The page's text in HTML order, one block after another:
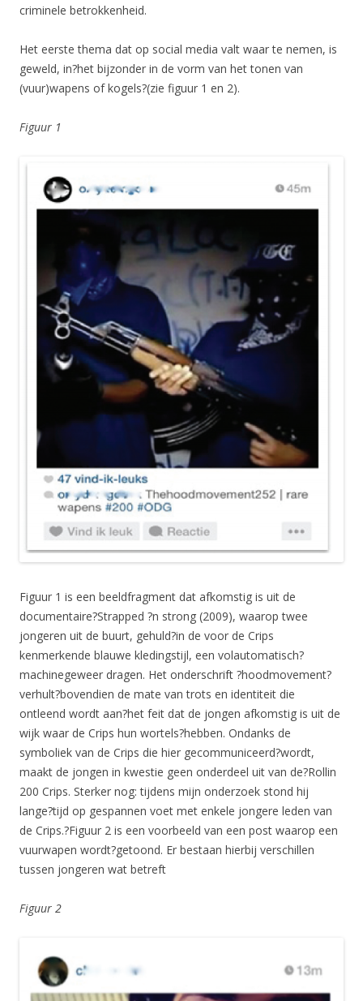
criminele betrokkenheid.
Het eerste thema dat op social media valt waar te nemen, is
geweld, in?het bijzonder in de vorm van het tonen van
(vuur)wapens of kogels?(zie figuur 1 en 2).
Figuur 1
Figuur 1 is een beeldfragment dat afkomstig is uit de
documentaire?Strapped ?n strong (2009), waarop twee
jongeren uit de buurt, gehuld?in de voor de Crips
kenmerkende blauwe kledingstijl, een volautomatisch?
machinegeweer dragen. Het onderschrift ?hoodmovement?
verhult?bovendien de mate van trots en identiteit die
ontleend wordt aan?het feit dat de jongen afkomstig is uit de
wijk waar de Crips hun wortels?hebben. Ondanks de
symboliek van de Crips die hier gecommuniceerd?wordt,
maakt de jongen in kwestie geen onderdeel uit van de?Rollin
200 Crips. Sterker nog: tijdens mijn onderzoek stond hij
lange?tijd op gespannen voet met enkele jongere leden van
de Crips.?Figuur 2 is een voorbeeld van een post waarop een
vuurwapen wordt?getoond. Er bestaan hierbij verschillen
tussen jongeren wat betreft
Figuur 2